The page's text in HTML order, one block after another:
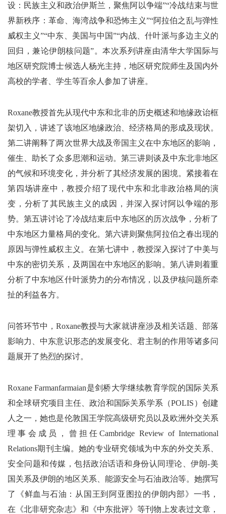
设：民族主义和政治伊斯兰，聚焦阿以争端”“冷战结束与世
界新秩序：革命、海湾战争和恐怖主义”“阿拉伯之乱与弹性
威权主义”“中东、美国与中国”“内战、什叶派与多边主义的
回归，兼论伊朗核问题”。本次系列讲座由清华大学国际与
地区研究院博士候选人杨光主持，地区研究院师生及国内外
高校的学者、学生等百余人参加了讲座。
Roxane教授首先从现代中东和北非的历史概述和地缘政诒框
架切入，讲述了该地区地缘政治、经济格局的形成及现状。
第二讲阐释了两次世界大战及帝国主义在中东地区的影响，
催生、助长了众多思潮和运动。第三讲则谈及中东北非地区
的气候和环境变化，并分析了其经济发展的困境。紧接着在
第四场讲座中，教授介绍了现代中东和北非政治格局的演
变，分析了其民族主义的成因，并深入探讨阿以争端的形
势。第五讲讨论了冷战结束后中东地区的历次战争，分析了
中东地区力量格局的变化。第六讲则聚焦阿拉伯之春出现的
原因与弹性威权主义。在第七讲中，教授深入探讨了中美与
中东的密切关系，及两国在中东地区的影响。第八讲则着重
分析了中东地区什叶派势力的分布情况，以及伊核问题所牵
扯的利益各方。
问答环节中，Roxane教授与大家就讲座涉及相关话题、部落
影响力、中东意识形态的发展变化、君主制的作用等诸多问
题展开了热烈的探讨。
Roxane Farmanfarmaian是剑桥大学继续教育学院的国际关系
和全球研究项目主任、政治和国际关系学系（POLIS）创建
人之一，她也是伦敦国王学院高级研究员以及欧洲外交关系
理事会成员，曾担任Cambridge Review of International
Relations期刊主编。她的专业研究领域为中东的外交关系、
安全问题和传媒，包括政治话语和身份认同理论、伊朗-美
国关系及伊朗的地区关系、能源安全与石油政治等。她撰写
了《鲜血与石油：从国王到阿亚图拉的伊朗内部》一书，
在《北非研究杂志》和《中东批评》等刊物上发表过文章，